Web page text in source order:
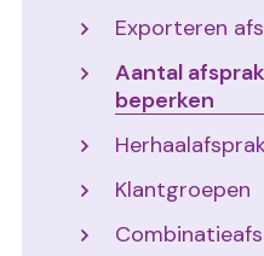
Exporteren
Aantal
beperken
Klantgroepen